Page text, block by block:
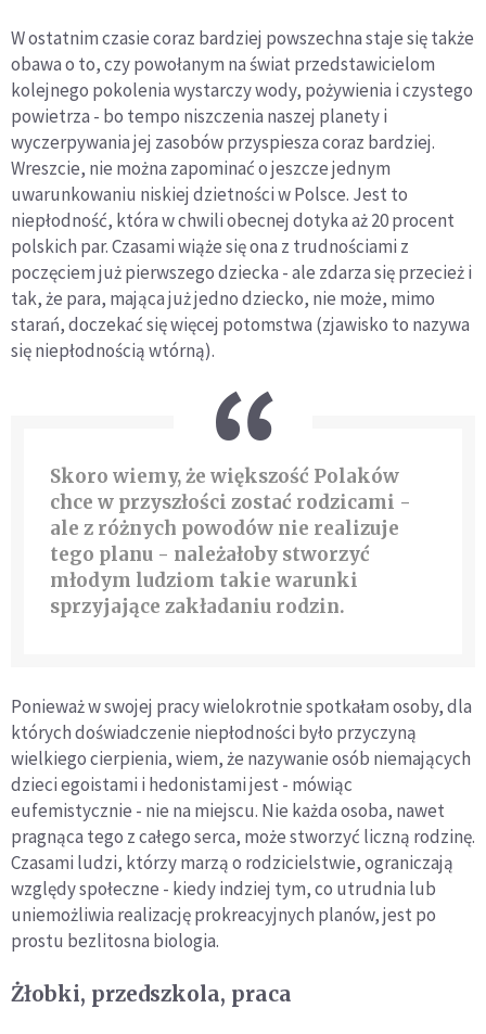
W ostatnim czasie coraz bardziej powszechna staje się także
obawa o to, czy powołanym na świat przedstawicielom
kolejnego pokolenia wystarczy wody, pożywienia i czystego
powietrza - bo tempo niszczenia naszej planety i
wyczerpywania jej zasobów przyspiesza coraz bardziej.
Wreszcie, nie można zapominać o jeszcze jednym
uwarunkowaniu niskiej dzietności w Polsce. Jest to
niepłodność, która w chwili obecnej dotyka aż 20 procent
polskich par. Czasami wiąże się ona z trudnościami z
poczęciem już pierwszego dziecka - ale zdarza się przecież i
tak, że para, mająca już jedno dziecko, nie może, mimo
starań, doczekać się więcej potomstwa (zjawisko to nazywa
się niepłodnością wtórną).
Skoro wiemy, że większość Polaków
chce w przyszłości zostać rodzicami -
ale z różnych powodów nie realizuje
tego planu - należałoby stworzyć
młodym ludziom takie warunki
sprzyjające zakładaniu rodzin.
Ponieważ w swojej pracy wielokrotnie spotkałam osoby, dla
których doświadczenie niepłodności było przyczyną
wielkiego cierpienia, wiem, że nazywanie osób niemających
dzieci egoistami i hedonistami jest - mówiąc
eufemistycznie - nie na miejscu. Nie każda osoba, nawet
pragnąca tego z całego serca, może stworzyć liczną rodzinę.
Czasami ludzi, którzy marzą o rodzicielstwie, ograniczają
względy społeczne - kiedy indziej tym, co utrudnia lub
uniemożliwia realizację prokreacyjnych planów, jest po
prostu bezlitosna biologia.
Żłobki, przedszkola, praca